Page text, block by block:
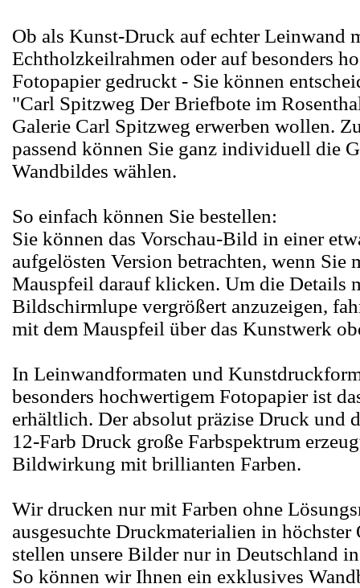
Ob als Kunst-Druck auf echter Leinwand
Echtholzkeilrahmen oder auf besonders
Fotopapier gedruckt - Sie können
"Carl Spitzweg Der Briefbote im
Galerie Carl Spitzweg erwerben wollen.
passend können Sie ganz individuell die
Wandbildes wählen.
So einfach können Sie bestellen:
Sie können das Vorschau-Bild in einer
aufgelösten Version betrachten, wenn Sie
Mauspfeil darauf klicken. Um die Details
Bildschirmlupe vergrößert anzuzeigen,
mit dem Mauspfeil über das Kunstwerk
In Leinwandformaten und
besonders hochwertigem Fotopapier ist
erhältlich. Der absolut präzise Druck und
12-Farb Druck große Farbspektrum
Bildwirkung mit brillianten Farben.
Wir drucken nur mit Farben ohne
ausgesuchte Druckmaterialien in
stellen unsere Bilder nur in Deutschland
So können wir Ihnen ein exklusives